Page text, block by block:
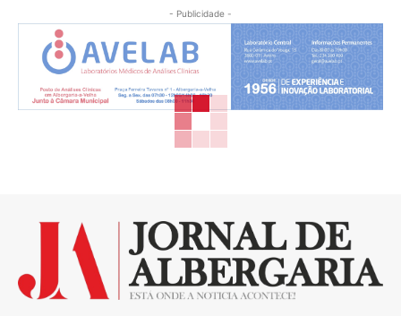
- Publicidade -